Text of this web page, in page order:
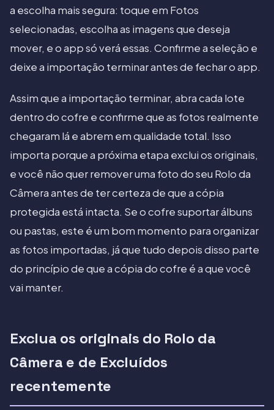
a escolha mais segura: toque em Fotos
selecionadas, escolha as imagens que deseja
mover, e o app só verá essas. Confirme a seleção e
deixe a importação terminar antes de fechar o app.
Assim que a importação terminar, abra cada lote
dentro do cofre e confirme que as fotos realmente
chegaram lá e abrem em qualidade total. Isso
importa porque a próxima etapa exclui os originais,
e você não quer remover uma foto do seu Rolo da
Câmera antes de ter certeza de que a cópia
protegida está intacta. Se o cofre suportar álbuns
ou pastas, este é um bom momento para organizar
as fotos importadas, já que tudo depois disso parte
do princípio de que a cópia do cofre é a que você
vai manter.
Exclua os originais do Rolo da
Câmera e de Excluídos
recentemente